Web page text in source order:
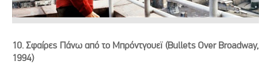
10. Σφαίρες Πάνω από το Μπρόντγουεϊ (Bullets Over Broadway,
1994)